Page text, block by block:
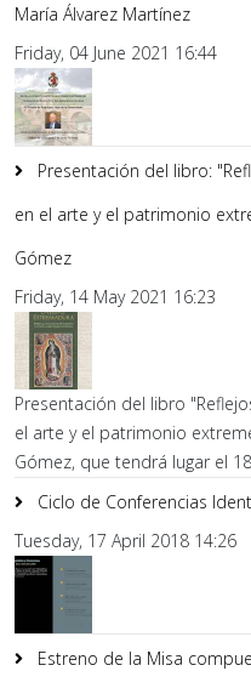
María Álvarez Martínez
Friday, 04 June 2021 16:44
Presentación del libro:
en el arte y el patrimonio
Gómez
Friday, 14 May 2021 16:23
Presentación del libro
el arte y el patrimonio
Gómez, que tendrá lugar el
Ciclo de Conferencias
Tuesday, 17 April 2018 14:26
Estreno de la Misa